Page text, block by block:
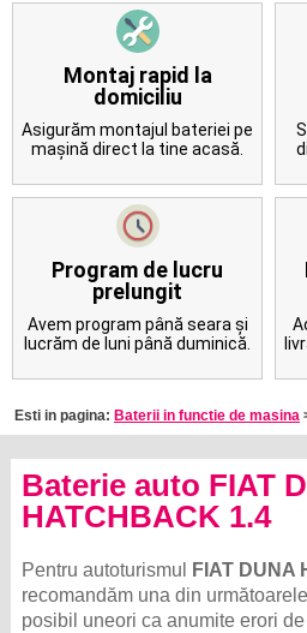
Contact
Montaj rapid la
domiciliu
Asigurăm montajul bateriei pe
mașină direct la tine acasă.
Program de lucru
prelungit
Avem program până seara și
lucrăm de luni până duminică.
Esti in pagina: Baterii in functie de masina
Baterie auto FIAT
HATCHBACK 1.4
Pentru autoturismul FIAT DUNA
recomandăm una din
posibil uneori ca anumite erori